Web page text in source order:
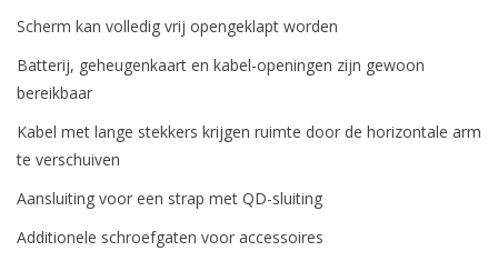
Scherm kan volledig vrij opengeklapt worden
Batterij, geheugenkaart en kabel-openingen zijn gewoon
bereikbaar
Kabel met lange stekkers krijgen ruimte door de horizontale arm
te verschuiven
Aansluiting voor een strap met QD-sluiting
Additionele schroefgaten voor accessoires